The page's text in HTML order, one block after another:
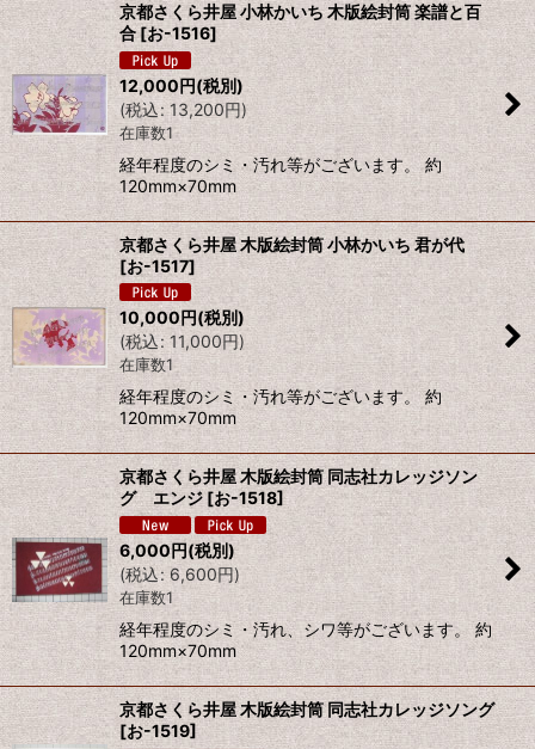
京都さくら井屋 小林かいち 木版絵封筒 楽譜と百
合[お-1516]
12,000円(税別)
(税込: 13,200円)
在庫数1
経年程度のシミ・汚れ等がございます。 約
120mm×70mm
京都さくら井屋 木版絵封筒 小林かいち 君が代
[お-1517]
10,000円(税別)
(税込: 11,000円)
在庫数1
経年程度のシミ・汚れ等がございます。 約
120mm×70mm
京都さくら井屋 木版絵封筒 同志社カレッジソン
グ エンジ [お-1518]
6,000円(税別)
(税込: 6,600円)
在庫数1
経年程度のシミ・汚れ、シワ等がございます。 約
120mm×70mm
京都さくら井屋 木版絵封筒 同志社カレッジソング
[お-1519]